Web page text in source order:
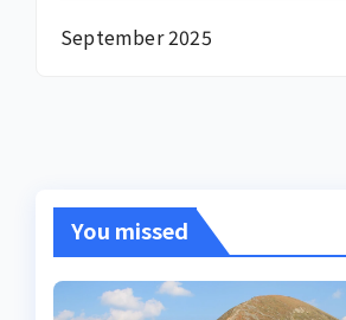
September 2025
You missed